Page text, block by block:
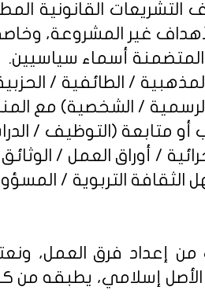
القانونية
غير المشروعة،
إعداد فرق العمل،
إسلامي، يطبقه من